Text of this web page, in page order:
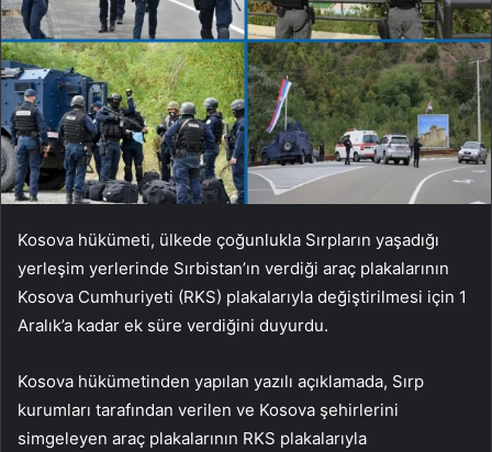
Kosova hükümeti, ülkede çoğunlukla Sırpların yaşadığı
yerleşim yerlerinde Sırbistan’ın verdiği araç plakalarının
Kosova Cumhuriyeti (RKS) plakalarıyla değiştirilmesi için 1
Aralık’a kadar ek süre verdiğini duyurdu.
Kosova hükümetinden yapılan yazılı açıklamada, Sırp
kurumları tarafından verilen ve Kosova şehirlerini
simgeleyen araç plakalarının RKS plakalarıyla